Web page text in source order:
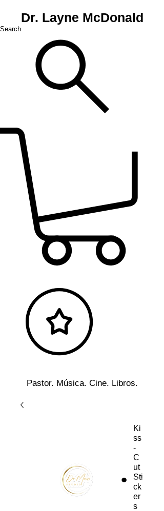
Dr. Layne McDonald
Search
Pastor. Música. Cine. Libros.
Ki
ss
-
C
ut
Sti
ck
er
s